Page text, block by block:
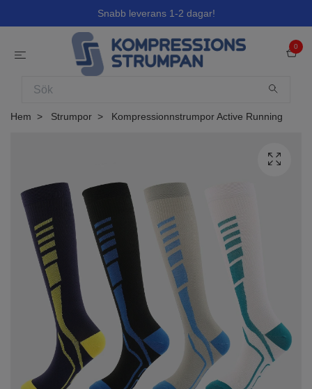
Snabb leverans 1-2 dagar!
0
Hem Strumpor Kompressionnstrumpor Active Running